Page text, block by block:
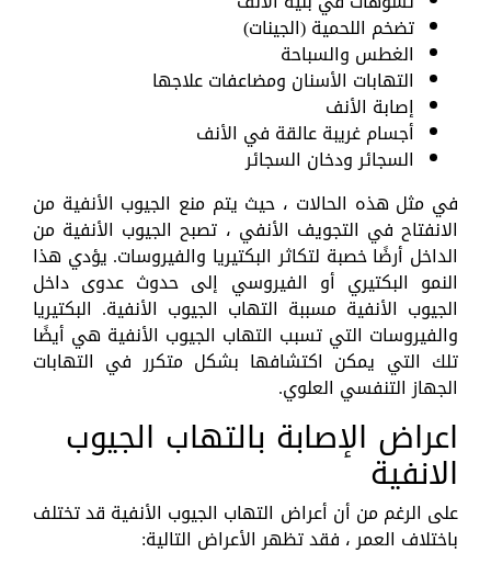
تضخم اللحمية (الجينات)
الغطس والسباحة
التهابات الأسنان ومضاعفات علاجها
إصابة الأنف
أجسام غريبة عالقة في الأنف
السجائر ودخان السجائر
في مثل هذه الحالات ، حيث يتم منع الجيوب الأنفية من
الانفتاح في التجويف الأنفي ، تصبح الجيوب الأنفية من
الداخل أرضًا خصبة لتكاثر البكتيريا والفيروسات. يؤدي هذا
النمو البكتيري أو الفيروسي إلى حدوث عدوى داخل
الجيوب الأنفية مسببة التهاب الجيوب الأنفية. البكتيريا
والفيروسات التي تسبب التهاب الجيوب الأنفية هي أيضًا
تلك التي يمكن اكتشافها بشكل متكرر في التهابات
الجهاز التنفسي العلوي.
اعراض الإصابة بالتهاب الجيوب
الانفية
على الرغم من أن أعراض التهاب الجيوب الأنفية قد تختلف
باختلاف العمر ، فقد تظهر الأعراض التالية: